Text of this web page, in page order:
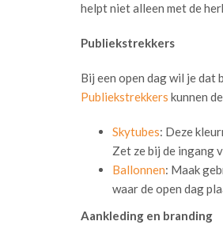
helpt niet alleen met de
Publiekstrekkers
Bij een open dag wil je dat
Publiekstrekkers kunnen
Skytubes: Deze
Zet ze bij de ingang
Ballonnen: Maak
waar de open dag
Aankleding en branding